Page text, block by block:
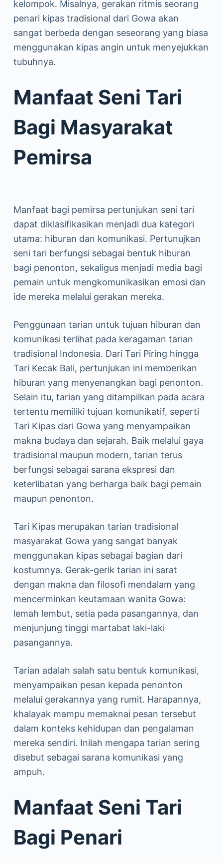
kelompok. Misalnya, gerakan ritmis seorang
penari kipas tradisional dari Gowa akan
sangat berbeda dengan seseorang yang biasa
menggunakan kipas angin untuk menyejukkan
tubuhnya.
Manfaat Seni Tari
Bagi Masyarakat
Pemirsa
Manfaat bagi pemirsa pertunjukan seni tari
dapat diklasifikasikan menjadi dua kategori
utama: hiburan dan komunikasi. Pertunujkan
seni tari berfungsi sebagai bentuk hiburan
bagi penonton, sekaligus menjadi media bagi
pemain untuk mengkomunikasikan emosi dan
ide mereka melalui gerakan mereka.
Penggunaan tarian untuk tujuan hiburan dan
komunikasi terlihat pada keragaman tarian
tradisional Indonesia. Dari Tari Piring hingga
Tari Kecak Bali, pertunjukan ini memberikan
hiburan yang menyenangkan bagi penonton.
Selain itu, tarian yang ditampilkan pada acara
tertentu memiliki tujuan komunikatif, seperti
Tari Kipas dari Gowa yang menyampaikan
makna budaya dan sejarah. Baik melalui gaya
tradisional maupun modern, tarian terus
berfungsi sebagai sarana ekspresi dan
keterlibatan yang berharga baik bagi pemain
maupun penonton.
Tari Kipas merupakan tarian tradisional
masyarakat Gowa yang sangat banyak
menggunakan kipas sebagai bagian dari
kostumnya. Gerak-gerik tarian ini sarat
dengan makna dan filosofi mendalam yang
mencerminkan keutamaan wanita Gowa:
lemah lembut, setia pada pasangannya, dan
menjunjung tinggi martabat laki-laki
pasangannya.
Tarian adalah salah satu bentuk komunikasi,
menyampaikan pesan kepada penonton
melalui gerakannya yang rumit. Harapannya,
khalayak mampu memaknai pesan tersebut
dalam konteks kehidupan dan pengalaman
mereka sendiri. Inilah mengapa tarian sering
disebut sebagai sarana komunikasi yang
ampuh.
Manfaat Seni Tari
Bagi Penari